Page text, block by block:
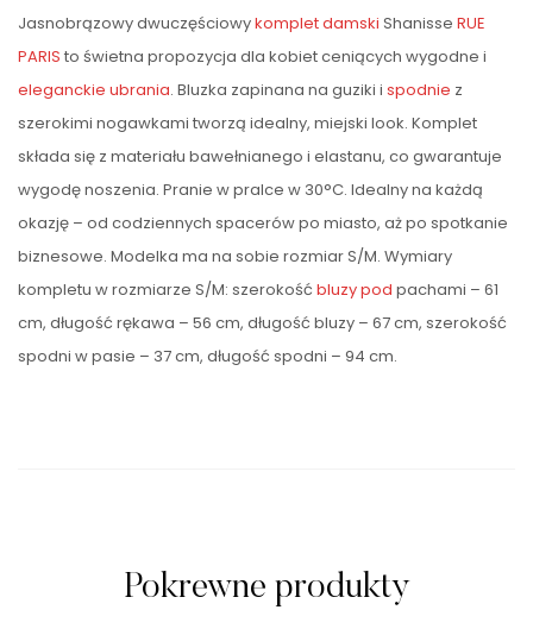
Jasnobrązowy dwuczęściowykomplet damski Shanisse RUE
PARIS to świetna propozycja dla kobiet ceniących wygodne i
eleganckie ubrania. Bluzka zapinana na guziki i spodnie z
szerokimi nogawkami tworzą idealny, miejski look. Komplet
składa się z materiału bawełnianego i elastanu, co gwarantuje
wygodę noszenia. Pranie w pralce w 30°C. Idealny na każdą
okazję – od codziennych spacerów po miasto, aż po spotkanie
biznesowe. Modelka ma na sobie rozmiar S/M. Wymiary
kompletu w rozmiarze S/M: szerokość bluzypod pachami – 61
cm, długość rękawa – 56 cm, długość bluzy – 67 cm, szerokość
spodni w pasie – 37 cm, długość spodni – 94 cm.
Pokrewne produkty